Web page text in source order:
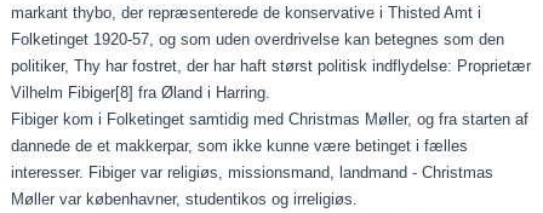
markant thybo, der repræsenterede de konservative i Thisted Amt i
Folketinget 1920-57, og som uden overdrivelse kan betegnes som den
politiker, Thy har fostret, der har haft størst politisk indflydelse: Proprietær
Vilhelm Fibiger[8] fra Øland i Harring.
Fibiger kom i Folketinget samtidig med Christmas Møller, og fra starten af
dannede de et makkerpar, som ikke kunne være betinget i fælles
interesser. Fibiger var religiøs, missionsmand, landmand - Christmas
Møller var københavner, studentikos og irreligiøs.